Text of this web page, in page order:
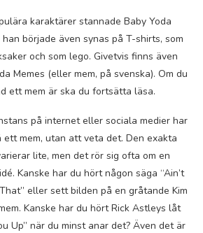
karaktärer stannade Baby Yoda
började även synas på T-shirts, som
och som lego. Givetvis finns även
Memes (eller mem, på svenska). Om du
ett mem är ska du fortsätta läsa.
på internet eller sociala medier har
mem, utan att veta det. Den exakta
lite, men det rör sig ofta om en
Kanske har du hört någon säga “Ain’t
eller sett bilden på en gråtande Kim
Kanske har du hört Rick Astleys låt
Up” när du minst anar det? Även det är